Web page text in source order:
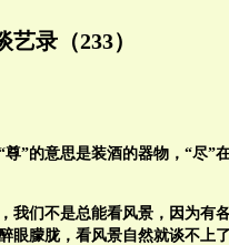
艺录（233）
”的意思是装酒的器物，“尽”
我们不是总能看风景，因为有
朦胧，看风景自然就谈不上